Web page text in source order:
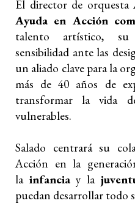
El director de orquesta
Ayuda en Acción
talento artístico,
sensibilidad ante las
un aliado clave para la
más de 40 años de
transformar la vida
vulnerables.
Salado centrará su
Acción en la
la infanciay la
puedan desarrollar todo